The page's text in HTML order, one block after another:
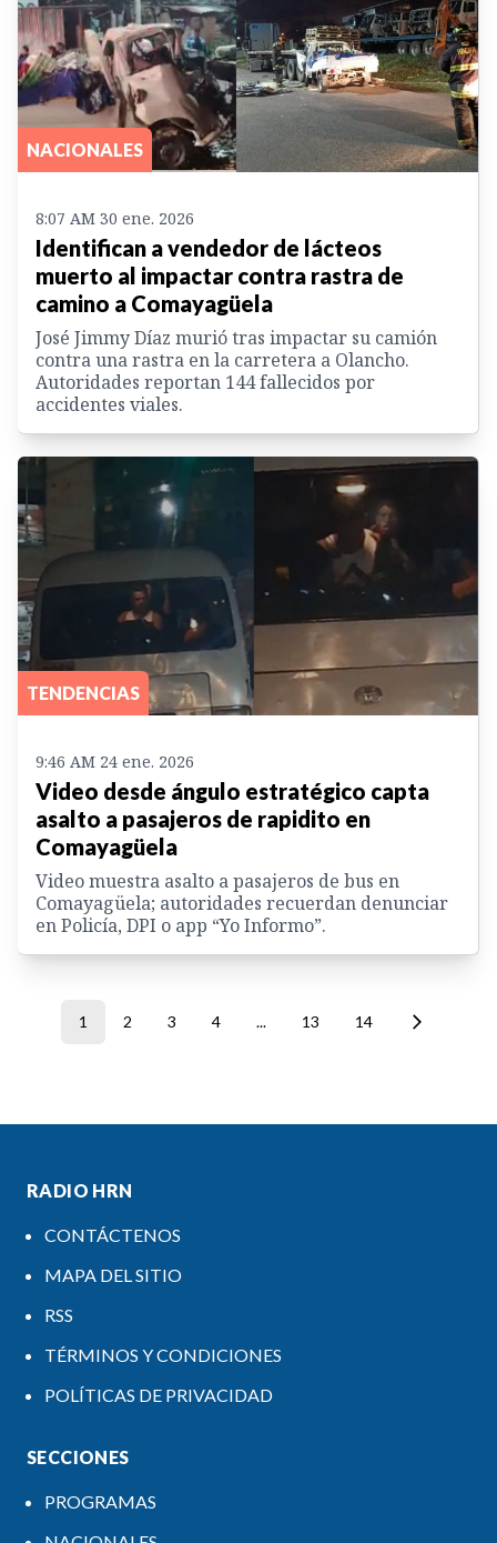
NACIONALES
8:07 AM 30 ene. 2026
Identifican a vendedor de lácteos
muerto al impactar contra rastra de
camino a Comayagüela
José Jimmy Díaz murió tras impactar su camión
contra una rastra en la carretera a Olancho.
Autoridades reportan 144 fallecidos por
accidentes viales.
TENDENCIAS
9:46 AM 24 ene. 2026
Video desde ángulo estratégico capta
asalto a pasajeros de rapidito en
Comayagüela
Video muestra asalto a pasajeros de bus en
Comayagüela; autoridades recuerdan denunciar
en Policía, DPI o app “Yo Informo”.
1 2 3 4 ... 13 14
RADIO HRN
CONTÁCTENOS
MAPA DEL SITIO
RSS
TÉRMINOS Y CONDICIONES
POLÍTICAS DE PRIVACIDAD
SECCIONES
PROGRAMAS